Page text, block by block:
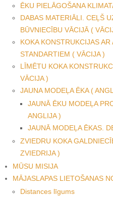
ĒKU PIELĀGOŠANA
DABAS MATERIĀLI. CEĻŠ
BŪVNIECĪBU VĀCIJĀ (
KOKA KONSTRUKCIJAS
STANDARTIEM ( VĀCIJA )
LĪMĒTU KOKA
VĀCIJA )
JAUNA MODEĻA ĒKA (
JAUNĀ ĒKU MODEĻA
ANGLIJA )
JAUNĀ MODEĻA ĒKAS.
ZVIEDRU KOKA
ZVIEDRIJA )
MŪSU MISIJA
MĀJASLAPAS LIETOŠANAS
Distances līgums